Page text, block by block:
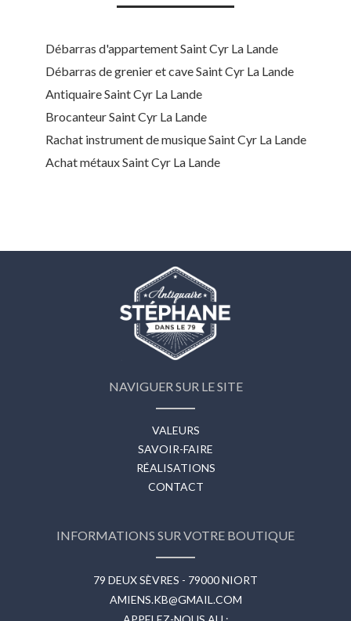
Débarras d'appartement Saint Cyr La Lande
Débarras de grenier et cave Saint Cyr La Lande
Antiquaire Saint Cyr La Lande
Brocanteur Saint Cyr La Lande
Rachat instrument de musique Saint Cyr La Lande
Achat métaux Saint Cyr La Lande
NAVIGUER SUR LE SITE
VALEURS
SAVOIR-FAIRE
RÉALISATIONS
CONTACT
INFORMATIONS SUR VOTRE BOUTIQUE
79 DEUX SÈVRES - 79000 NIORT
AMIENS.KB@GMAIL.COM